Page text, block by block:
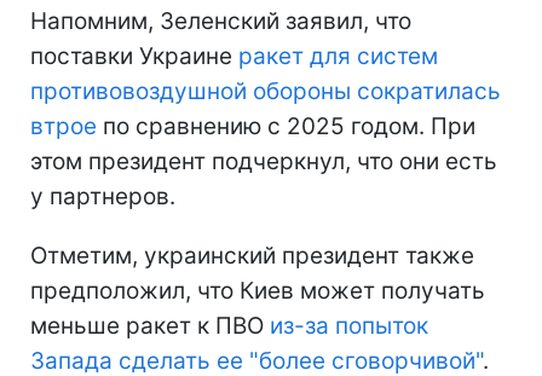
Напомним, Зеленский заявил, что
поставки Украине ракет для систем
противовоздушной обороны сократилась
втрое по сравнению с 2025 годом. При
этом президент подчеркнул, что они есть
у партнеров.
Отметим, украинский президент также
предположил, что Киев может получать
меньше ракет к ПВО из-за попыток
Запада сделать ее "более сговорчивой".